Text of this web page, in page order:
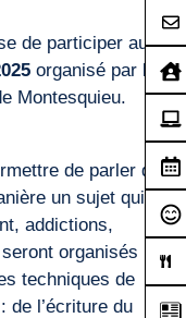
de participer au
organisé par la
Montesquieu.
de parler de
un sujet qui
addictions,
organisés
techniques de
de l’écriture du